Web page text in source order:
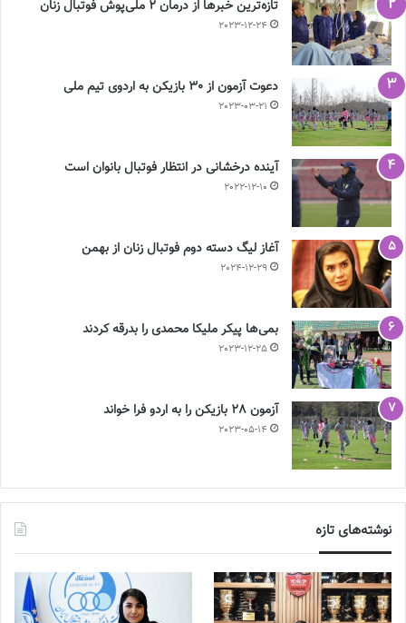
تازه‌ترین خبرها از درمان ۲ ملی‌پوش فوتبال زنان
2023-12-24
دعوت آزمون از 30 بازیکن به اردوی تیم ملی
2023-03-21
آینده درخشانی در انتظار فوتبال بانوان است
2022-12-10
آغاز لیگ دسته دوم فوتبال زنان از بهمن
2024-12-29
بمی‌ها پیکر ملیکا محمدی را بدرقه کردند
2023-12-25
آزمون 28 بازیکن را به اردو فرا خواند
2023-05-14
نوشته‌های تازه